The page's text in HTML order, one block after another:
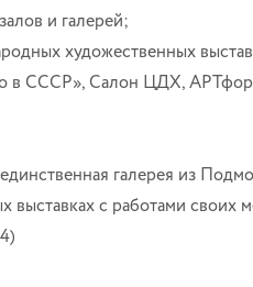
и галерей;
художественных
в СССР», Салон ЦДХ,
галерея из
с работами своих